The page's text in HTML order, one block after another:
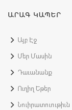
ԱՐԱԳ ԿԱՊԵՐ
Այբ Էջ
Մեր Մասին
Դաւանանք
Ուղիղ Եթեր
Նուիրատուութիւն